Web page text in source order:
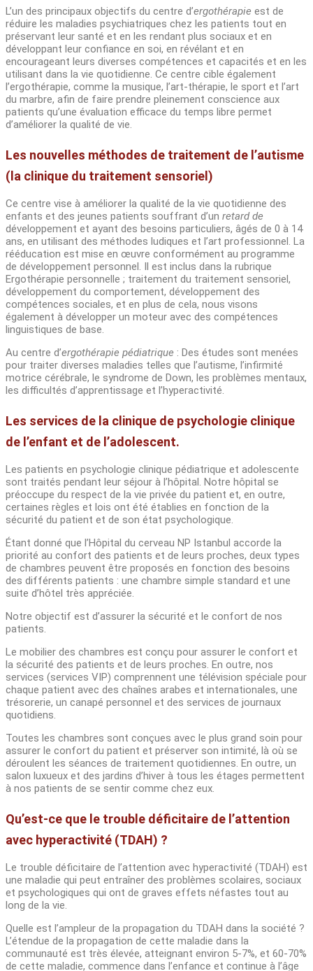
L’un des principaux objectifs du centre d’ergothérapie est de
réduire les maladies psychiatriques chez les patients tout en
préservant leur santé et en les rendant plus sociaux et en
développant leur confiance en soi, en révélant et en
encourageant leurs diverses compétences et capacités et en les
utilisant dans la vie quotidienne. Ce centre cible également
l’ergothérapie, comme la musique, l’art-thérapie, le sport et l’art
du marbre, afin de faire prendre pleinement conscience aux
patients qu’une évaluation efficace du temps libre permet
d’améliorer la qualité de vie.
Les nouvelles méthodes de traitement de l’autisme
(la clinique du traitement sensoriel)
Ce centre vise à améliorer la qualité de la vie quotidienne des
enfants et des jeunes patients souffrant d’un retard de
développement et ayant des besoins particuliers, âgés de 0 à 14
ans, en utilisant des méthodes ludiques et l’art professionnel. La
rééducation est mise en œuvre conformément au programme
de développement personnel. Il est inclus dans la rubrique
Ergothérapie personnelle ; traitement du traitement sensoriel,
développement du comportement, développement des
compétences sociales, et en plus de cela, nous visons
également à développer un moteur avec des compétences
linguistiques de base.
Au centre d’ergothérapie pédiatrique : Des études sont menées
pour traiter diverses maladies telles que l’autisme, l’infirmité
motrice cérébrale, le syndrome de Down, les problèmes mentaux,
les difficultés d’apprentissage et l’hyperactivité.
Les services de la clinique de psychologie clinique
de l’enfant et de l’adolescent.
Les patients en psychologie clinique pédiatrique et adolescente
sont traités pendant leur séjour à l’hôpital. Notre hôpital se
préoccupe du respect de la vie privée du patient et, en outre,
certaines règles et lois ont été établies en fonction de la
sécurité du patient et de son état psychologique.
Étant donné que l’Hôpital du cerveau NP Istanbul accorde la
priorité au confort des patients et de leurs proches, deux types
de chambres peuvent être proposés en fonction des besoins
des différents patients : une chambre simple standard et une
suite d’hôtel très appréciée.
Notre objectif est d’assurer la sécurité et le confort de nos
patients.
Le mobilier des chambres est conçu pour assurer le confort et
la sécurité des patients et de leurs proches. En outre, nos
services (services VIP) comprennent une télévision spéciale pour
chaque patient avec des chaînes arabes et internationales, une
trésorerie, un canapé personnel et des services de journaux
quotidiens.
Toutes les chambres sont conçues avec le plus grand soin pour
assurer le confort du patient et préserver son intimité, là où se
déroulent les séances de traitement quotidiennes. En outre, un
salon luxueux et des jardins d’hiver à tous les étages permettent
à nos patients de se sentir comme chez eux.
Qu’est-ce que le trouble déficitaire de l’attention
avec hyperactivité (TDAH) ?
Le trouble déficitaire de l’attention avec hyperactivité (TDAH) est
une maladie qui peut entraîner des problèmes scolaires, sociaux
et psychologiques qui ont de graves effets néfastes tout au
long de la vie.
Quelle est l’ampleur de la propagation du TDAH dans la société ?
L’étendue de la propagation de cette maladie dans la
communauté est très élevée, atteignant environ 5-7%, et 60-70%
de cette maladie, commence dans l’enfance et continue à l’âge